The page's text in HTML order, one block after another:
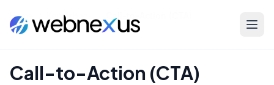
Home Kennisbank Call-to-Action (CTA)
Call-to-Action (CTA)